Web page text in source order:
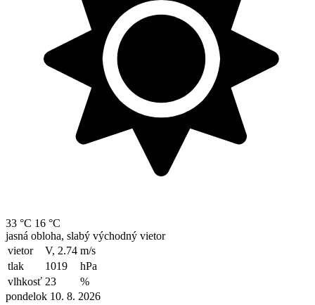
33 °C 16 °C
jasná obloha, slabý východný vietor
vietor
V, 2.74 m/s
tlak
1019
hPa
vlhkosť 23
%
pondelok 10. 8. 2026